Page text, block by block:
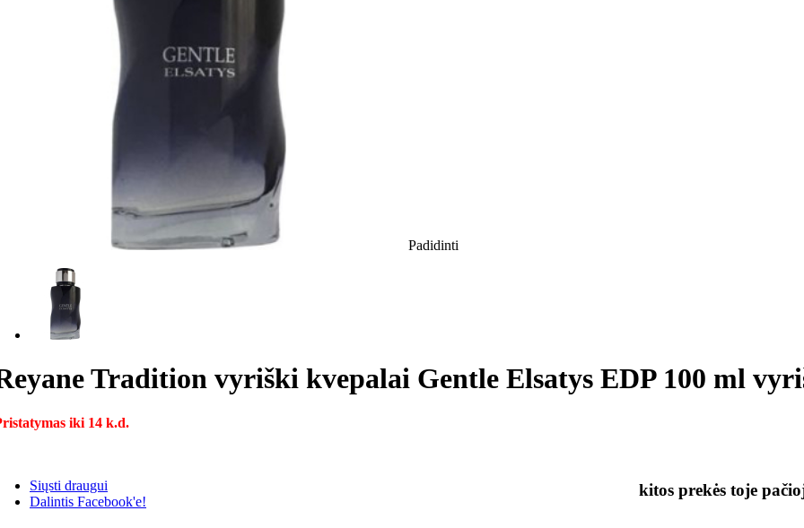
Padidinti
Tradition vyriški kvepalai Gentle Elsatys EDP 100 ml
iki 14 k.d.
Siųsti draugui
Dalintis Facebook'e!
kitos prekės toje